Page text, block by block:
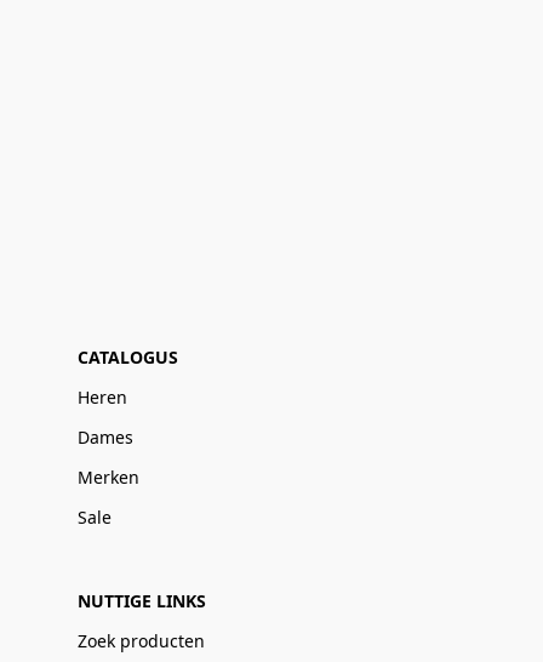
CATALOGUS
Heren
Dames
Merken
Sale
NUTTIGE LINKS
Zoek producten